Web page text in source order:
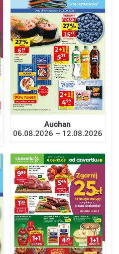
Auchan
06.08.2026 – 12.08.2026